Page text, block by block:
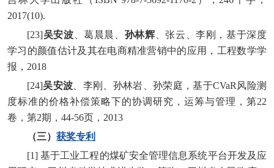
2017(10).
[23]吴安波 、葛晨晨、 孙林辉 、张云、李刚，基于深度
学习的颜值估计及其在电商精准营销中的应用，工程数学学
报，2018
[24]吴安波 、李刚、孙林岩、孙荣庭，基于CVaR风险测
度标准的价格补偿策略下的协调研究，运筹与管理，第22
卷，第2期，44-56页，2013
（三） 获奖专利
[1] 基于工业工程的煤矿安全管理信息系统平台开发及应